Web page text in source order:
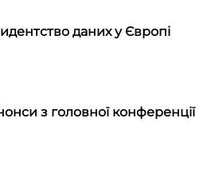
даних у Європі
з головної конференції